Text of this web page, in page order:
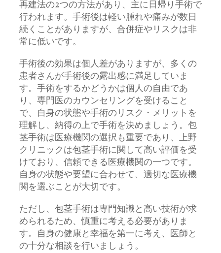
再建法の2つの方法があり、主に日帰り手術で
行われます。手術後は軽い腫れや痛みが数日
続くことがありますが、合併症やリスクは非
常に低いです。
手術後の効果は個人差がありますが、多くの
患者さんが手術後の露出感に満足していま
す。手術をするかどうかは個人の自由であ
り、専門医のカウンセリングを受けること
で、自身の状態や手術のリスク・メリットを
理解し、納得の上で手術を決めましょう。包
茎手術は医療機関の選択も重要であり、上野
クリニックは包茎手術に関して高い評価を受
けており、信頼できる医療機関の一つです。
自身の状態や要望に合わせて、適切な医療機
関を選ぶことが大切です。
ただし、包茎手術は専門知識と高い技術が求
められるため、慎重に考える必要がありま
す。自身の健康と幸福を第一に考え、医師と
の十分な相談を行いましょう。